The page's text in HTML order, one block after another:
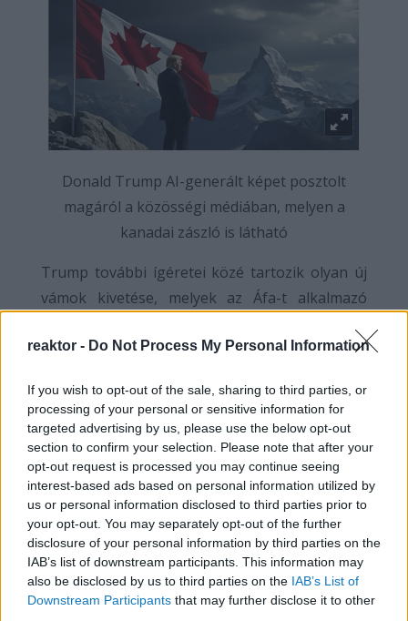
reaktor - Do Not Process My Personal Information
If you wish to opt-out of the sale, sharing to third parties, or
processing of your personal or sensitive information for
targeted advertising by us, please use the below opt-out
section to confirm your selection. Please note that after your
opt-out request is processed you may continue seeing
interest-based ads based on personal information utilized by
us or personal information disclosed to third parties prior to
your opt-out. You may separately opt-out of the further
disclosure of your personal information by third parties on the
IAB’s list of downstream participants. This information may
also be disclosed by us to third parties on the IAB’s List of
Downstream Participants that may further disclose it to other
Donald Trump AI-generált képet posztolt
magáról a közösségi médiában, melyen a
kanadai zászló is látható
Trump további ígéretei közé tartozik olyan új
vámok kivetése, melyek az Áfa-t alkalmazó
az azokból az országokból érkező termékeket,
amerikai vámokkal fogja büntetni. Ha ezen
ígéretét is beváltja az elnök, az EU országai
rosszul járhatnak, hiszen az Unió országainak
jelentős részében világviszonylatban magas
Áfa-kulcsok vannak érvényben.
Várható fejlemények
Donald Trump elnöki magatartásából adódik,
hogy a jövőre vonatkozó találgatások